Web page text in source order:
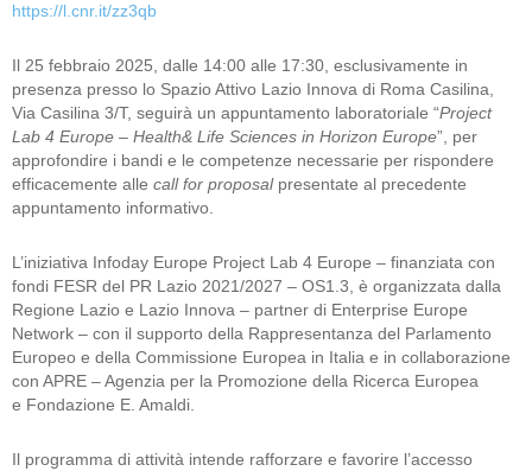
https://l.cnr.it/zz3qb
Il 25 febbraio 2025, dalle 14:00 alle 17:30, esclusivamente in
presenza presso lo Spazio Attivo Lazio Innova di Roma Casilina,
Via Casilina 3/T, seguirà un appuntamento laboratoriale “Project
Lab 4 Europe – Health& Life Sciences in Horizon Europe”, per
approfondire i bandi e le competenze necessarie per rispondere
efficacemente alle call for proposalpresentate al precedente
appuntamento informativo.
L’iniziativa Infoday Europe Project Lab 4 Europe – finanziata con
fondi FESR del PR Lazio 2021/2027 – OS1.3, è organizzata dalla
Regione Lazio e Lazio Innova – partner di Enterprise Europe
Network – con il supporto della Rappresentanza del Parlamento
Europeo e della Commissione Europea in Italia e in collaborazione
con APRE – Agenzia per la Promozione della Ricerca Europea
e Fondazione E. Amaldi.
Il programma di attività intende rafforzare e favorire l’accesso